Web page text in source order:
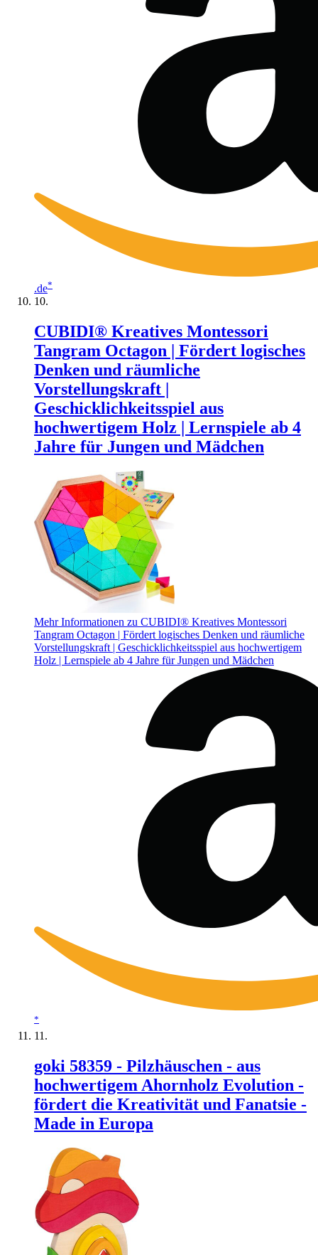
.de*
CUBIDI® Kreatives Montessori
Tangram Octagon | Fördert logisches
Denken und räumliche
Vorstellungskraft |
Geschicklichkeitsspiel aus
hochwertigem Holz | Lernspiele ab 4
Jahre für Jungen und Mädchen
Mehr Informationen zu CUBIDI® Kreatives Montessori
Tangram Octagon | Fördert logisches Denken und räumliche
Vorstellungskraft | Geschicklichkeitsspiel aus hochwertigem
Holz | Lernspiele ab 4 Jahre für Jungen und Mädchen
*
goki 58359 - Pilzhäuschen - aus
hochwertigem Ahornholz Evolution -
fördert die Kreativität und Fanatsie -
Made in Europa